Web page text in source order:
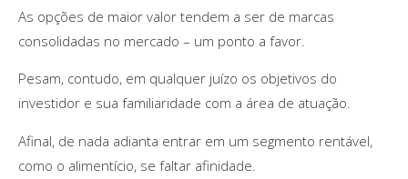
As opções de maior valor tendem a ser de marcas
consolidadas no mercado – um ponto a favor.
Pesam, contudo, em qualquer juízo os objetivos do
investidor e sua familiaridade com a área de atuação.
Afinal, de nada adianta entrar em um segmento rentável,
como o alimentício, se faltar afinidade.